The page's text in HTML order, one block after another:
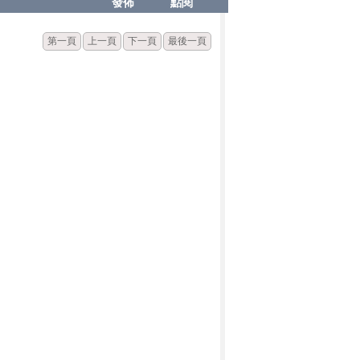
第一頁 上一頁 下一頁 最後一頁